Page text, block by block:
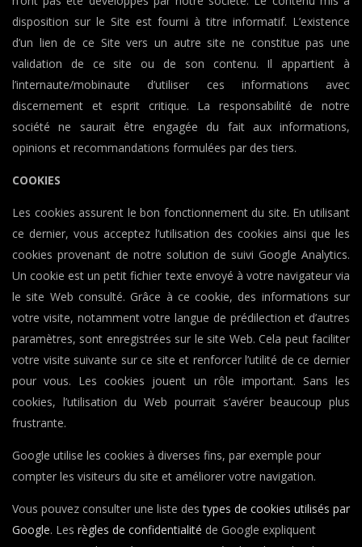
disposition sur le Site est fourni à titre informatif. L’existence
d’un lien de ce Site vers un autre site ne constitue pas une
validation de ce site ou de son contenu. Il appartient à
l’internaute/mobinaute d’utiliser ces informations avec
discernement et esprit critique. La responsabilité de notre
société ne saurait être engagée du fait aux informations,
opinions et recommandations formulées par des tiers.
COOKIES
Les cookies assurent le bon fonctionnement du site. En utilisant
ce dernier, vous acceptez l’utilisation des cookies ainsi que les
cookies provenant de notre solution de suivi Google Analytics.
Un cookie est un petit fichier texte envoyé à votre navigateur via
le site Web consulté. Grâce à ce cookie, des informations sur
votre visite, notamment votre langue de prédilection et d’autres
paramètres, sont enregistrées sur le site Web. Cela peut faciliter
votre visite suivante sur ce site et renforcer l’utilité de ce dernier
pour vous. Les cookies jouent un rôle important. Sans les
cookies, l’utilisation du Web pourrait s’avérer beaucoup plus
frustrante.
Google utilise les cookies à diverses fins, par exemple pour
compter les visiteurs du site et améliorer votre navigation.
Vous pouvez consulter une liste destypes de cookies utilisés par
Google. Les règles de confidentialité de Google expliquent